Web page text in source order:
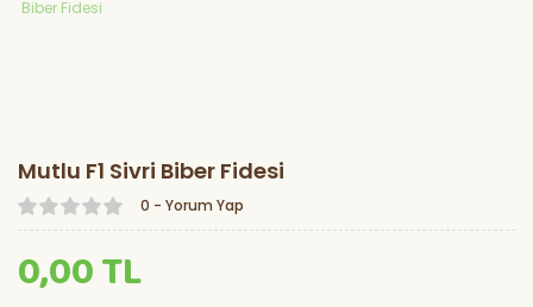
Mutlu F1 Sivri Biber Fidesi
0 - Yorum Yap
0,00 TL